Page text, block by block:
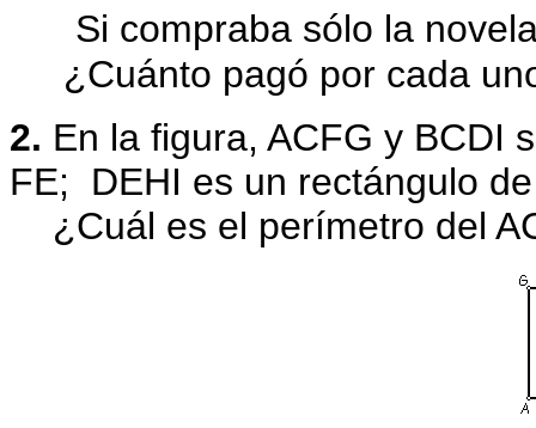
Si compraba sólo la
¿Cuánto pagó por cada
2. En la figura, ACFG y BCDI
FE;
DEHI es un rectángulo
¿Cuál es el perímetro del